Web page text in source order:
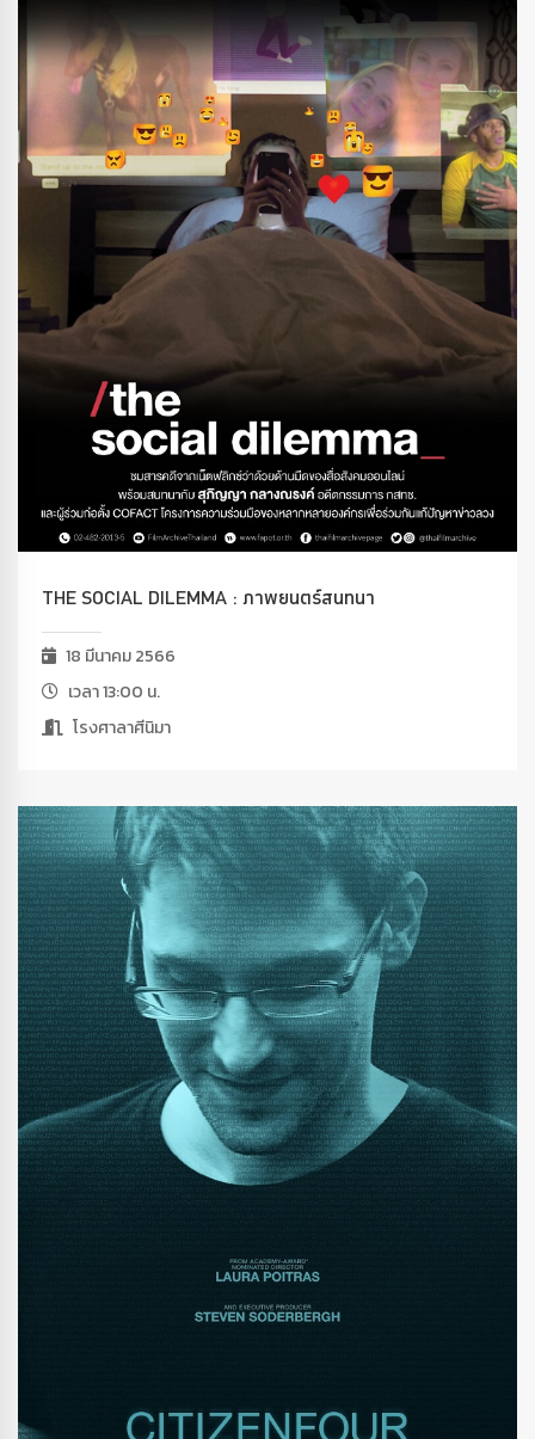
THE SOCIAL DILEMMA : ภาพยนตร์สนทนา
18 มีนาคม 2566
เวลา 13:00 น.
โรงศาลาศีนิมา